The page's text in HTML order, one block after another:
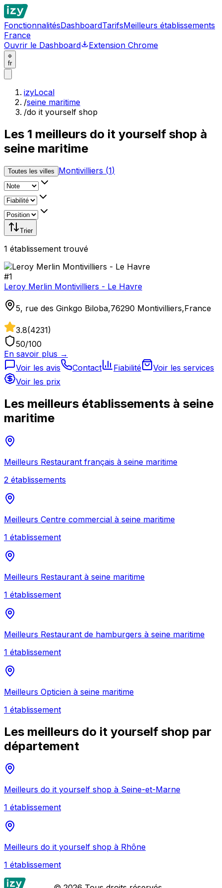
FonctionnalitésDashboardTarifsMeilleurs établissements
France
Ouvrir le Dashboard
Extension Chrome
fr
izyLocal
/seine maritime
/do it yourself shop
Les 1 meilleurs do it yourself shop à
seine maritime
Toutes les villes Montivilliers (1)
Trier
1 établissement trouvé
#1
Leroy Merlin Montivilliers - Le Havre
5, rue des Ginkgo Biloba,76290 Montivilliers,France
3.8(4231)
50/100
En savoir plus →
Voir les avis
Contact Fiabilité
Voir les services
Voir les prix
Les meilleurs établissements à seine
maritime
Meilleurs Restaurant français à seine maritime
2 établissements
Meilleurs Centre commercial à seine maritime
1 établissement
Meilleurs Restaurant à seine maritime
1 établissement
Meilleurs Restaurant de hamburgers à seine maritime
1 établissement
Meilleurs Opticien à seine maritime
1 établissement
Les meilleurs do it yourself shop par
département
Meilleurs do it yourself shop à Seine-et-Marne
1 établissement
Meilleurs do it yourself shop à Rhône
1 établissement